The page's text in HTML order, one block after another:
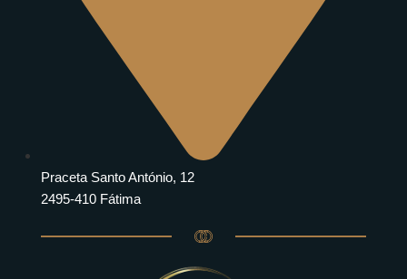
Praceta Santo António, 12
2495-410 Fátima